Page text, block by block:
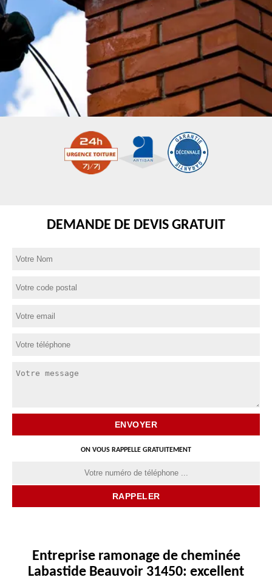
DEMANDE DE DEVIS GRATUIT
ON VOUS RAPPELLE GRATUITEMENT
Entreprise ramonage de cheminée
Labastide Beauvoir 31450: excellent